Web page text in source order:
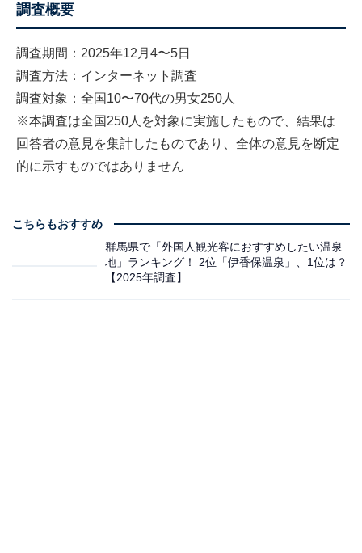
調査概要
調査期間：2025年12月4〜5日
調査方法：インターネット調査
調査対象：全国10〜70代の男女250人
※本調査は全国250人を対象に実施したもので、結果は
回答者の意見を集計したものであり、全体の意見を断定
的に示すものではありません
こちらもおすすめ
群馬県で「外国人観光客におすすめしたい温泉
地」ランキング！ 2位「伊香保温泉」、1位は？
【2025年調査】